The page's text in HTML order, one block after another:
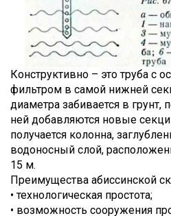
Конструктивно – это труба с
фильтром в самой нижней
диаметра забивается в грунт,
ней добавляются новые
получается колонна,
водоносный слой,
15 м.
Преимущества абиссинской
• технологическая простота;
• возможность сооружения